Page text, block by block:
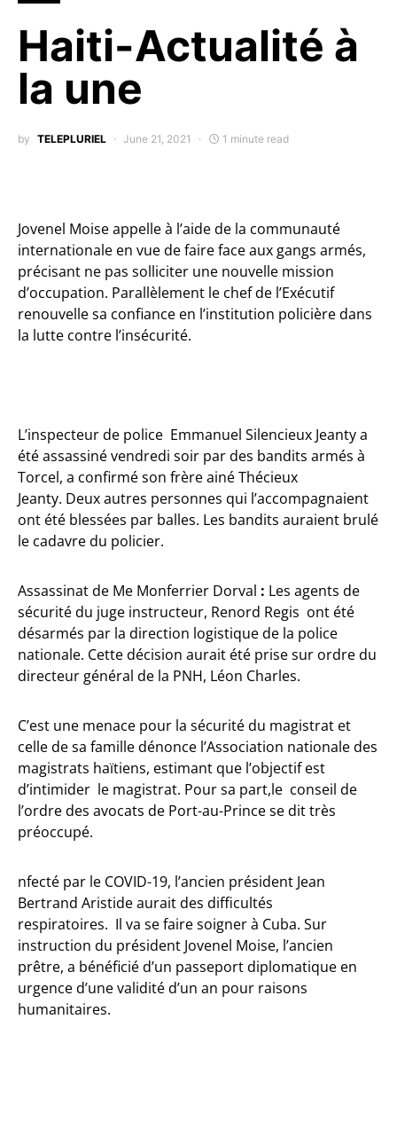
Haiti-Actualité à
la une
by TELEPLURIEL June 21, 2021 1 minute read
Jovenel Moise appelle à l’aide de la communauté
internationale en vue de faire face aux gangs armés,
précisant ne pas solliciter une nouvelle mission
d’occupation. Parallèlement le chef de l’Exécutif
renouvelle sa confiance en l’institution policière dans
la lutte contre l’insécurité.
L’inspecteur de police Emmanuel Silencieux Jeanty a
été assassiné vendredi soir par des bandits armés à
Torcel, a confirmé son frère ainé Thécieux
Jeanty. Deux autres personnes qui l’accompagnaient
ont été blessées par balles. Les bandits auraient brulé
le cadavre du policier.
Assassinat de Me Monferrier Dorval : Les agents de
sécurité du juge instructeur, Renord Regis ont été
désarmés par la direction logistique de la police
nationale. Cette décision aurait été prise sur ordre du
directeur général de la PNH, Léon Charles.
C’est une menace pour la sécurité du magistrat et
celle de sa famille dénonce l’Association nationale des
magistrats haïtiens, estimant que l’objectif est
d’intimider le magistrat. Pour sa part,le conseil de
l’ordre des avocats de Port-au-Prince se dit très
préoccupé.
nfecté par le COVID-19, l’ancien président Jean
Bertrand Aristide aurait des difficultés
respiratoires. Il va se faire soigner à Cuba. Sur
instruction du président Jovenel Moise, l’ancien
prêtre, a bénéficié d’un passeport diplomatique en
urgence d’une validité d’un an pour raisons
humanitaires.